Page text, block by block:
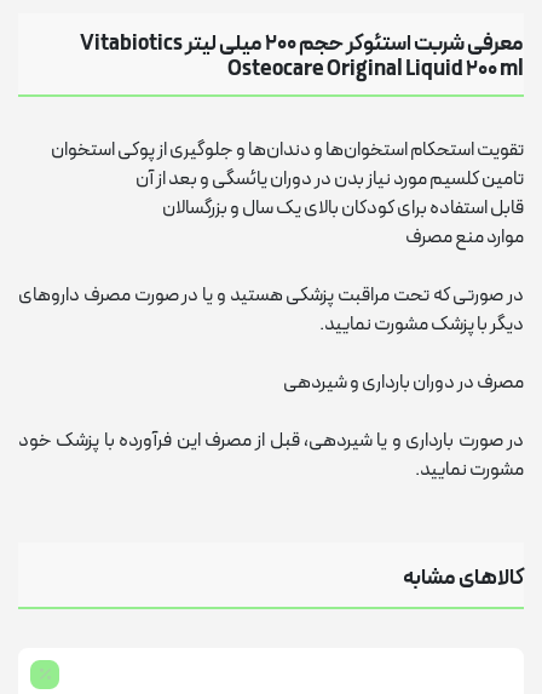
معرفی شربت استئوکر حجم 200 میلی لیتر Vitabiotics
Osteocare Original Liquid 200 ml
تقویت استحکام استخوان‌ها و دندان‌ها و جلوگیری از پوکی استخوان
تامین کلسیم مورد نیاز بدن در دوران یائسگی و بعد از آن
قابل استفاده برای کودکان بالای یک سال و بزرگسالان
موارد منع مصرف
در صورتی که تحت مراقبت پزشکی هستید و یا در صورت مصرف داروهای
دیگر با پزشک مشورت نمایید.
مصرف در دوران بارداری و شیردهی
در صورت بارداری و یا شیردهی، قبل از مصرف این فرآورده با پزشک خود
مشورت نمایید.
کالاهای مشابه